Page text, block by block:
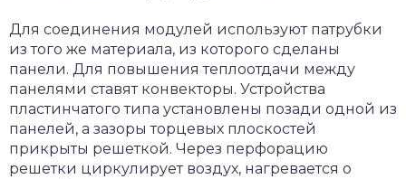
Для соединения модулей используют патрубки
из того же материала, из которого сделаны
панели. Для повышения теплоотдачи между
панелями ставят конвекторы. Устройства
пластинчатого типа установлены позади одной из
панелей, а зазоры торцевых плоскостей
прикрыты решеткой. Через перфорацию
решетки циркулирует воздух, нагревается о